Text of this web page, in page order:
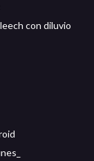
con diluvio